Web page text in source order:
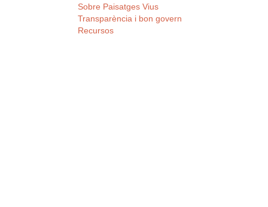
Sobre Paisatges Vius
Transparència i bon govern
Recursos